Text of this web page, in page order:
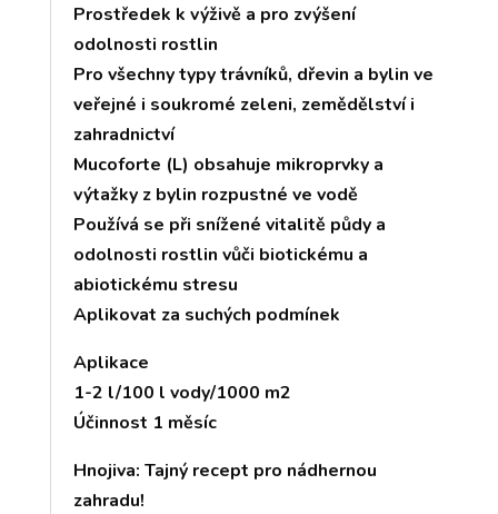
Prostředek k výživě a pro zvýšení
odolnosti rostlin
Pro všechny typy trávníků, dřevin a bylin ve
veřejné i soukromé zeleni, zemědělství i
zahradnictví
Mucoforte (L) obsahuje mikroprvky a
výtažky z bylin rozpustné ve vodě
Používá se při snížené vitalitě půdy a
odolnosti rostlin vůči biotickému a
abiotickému stresu
Aplikovat za suchých podmínek
Aplikace
1-2 l/100 l vody/1000 m2
Účinnost 1 měsíc
Hnojiva: Tajný recept pro nádhernou
zahradu!